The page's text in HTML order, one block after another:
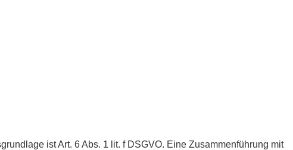
ist Art. 6 Abs. 1 lit. f DSGVO. Eine Zusammenführung mit